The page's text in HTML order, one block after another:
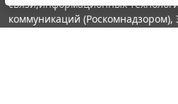
связи,информационных
коммуникаций